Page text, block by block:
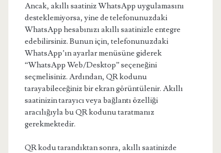
Ancak, akıllı saatiniz WhatsApp uygulamasını
desteklemiyorsa, yine de telefonunuzdaki
WhatsApp hesabınızı akıllı saatinizle entegre
edebilirsiniz. Bunun için, telefonunuzdaki
WhatsApp’ın ayarlar menüsüne giderek
“WhatsApp Web/Desktop” seçeneğini
seçmelisiniz. Ardından, QR kodunu
tarayabileceğiniz bir ekran görüntülenir. Akıllı
saatinizin tarayıcı veya bağlantı özelliği
aracılığıyla bu QR kodunu taratmanız
gerekmektedir.
QR kodu tarandıktan sonra, akıllı saatinizde